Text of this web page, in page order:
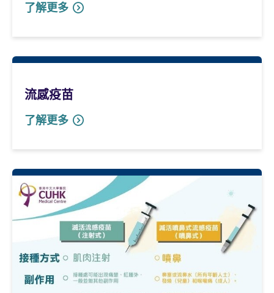
了解更多
流感疫苗
了解更多